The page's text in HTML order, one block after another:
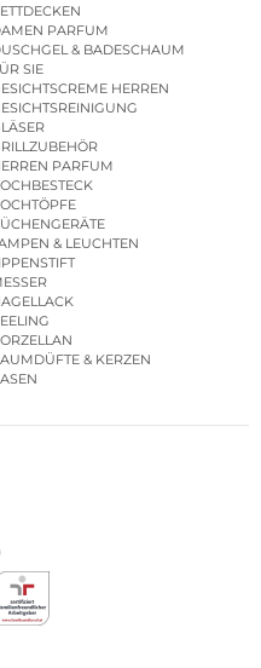
PARFUM
& BADESCHAUM
SIE
HERREN
PARFUM
& LEUCHTEN
& KERZEN